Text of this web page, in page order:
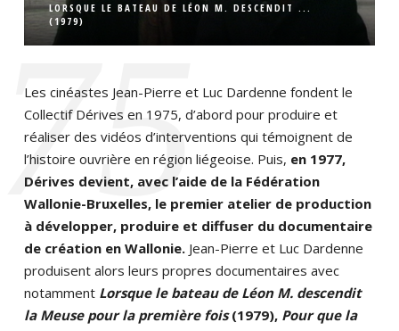
LORSQUE LE BATEAU DE LÉON M. DESCENDIT ...
(1979)
Les cinéastes Jean-Pierre et Luc Dardenne fondent le
Collectif Dérives en 1975, d’abord pour produire et
réaliser des vidéos d’interventions qui témoignent de
l’histoire ouvrière en région liégeoise. Puis, en 1977,
Dérives devient, avec l’aide de la Fédération
Wallonie-Bruxelles, le premier atelier de production
à développer, produire et diffuser du documentaire
de création en Wallonie.Jean-Pierre et Luc Dardenne
produisent alors leurs propres documentaires avec
notamment Lorsque le bateau de Léon M. descendit
la Meuse pour la première fois(1979), Pour que la